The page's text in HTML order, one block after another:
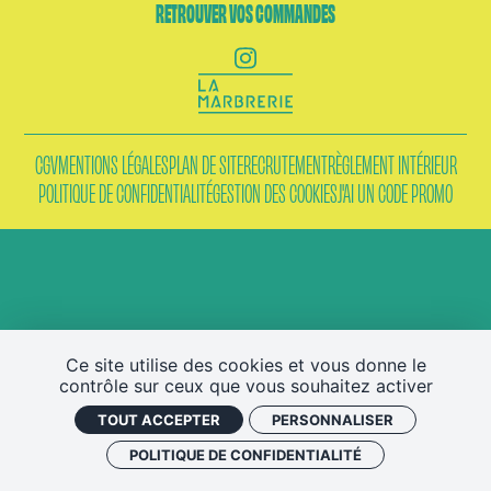
Ce site utilise des cookies et vous donne le
contrôle sur ceux que vous souhaitez activer
TOUT ACCEPTER
PERSONNALISER
POLITIQUE DE CONFIDENTIALITÉ
RETROUVER VOS COMMANDES
CGVMENTIONS LÉGALESPLAN DE SITERECRUTEMENTRÈGLEMENT INTÉRIEUR
POLITIQUE DE CONFIDENTIALITÉGESTION DES COOKIESJ'AI UN CODE PROMO
NEWSLETTER
RETROUVER VOS COMMANDES